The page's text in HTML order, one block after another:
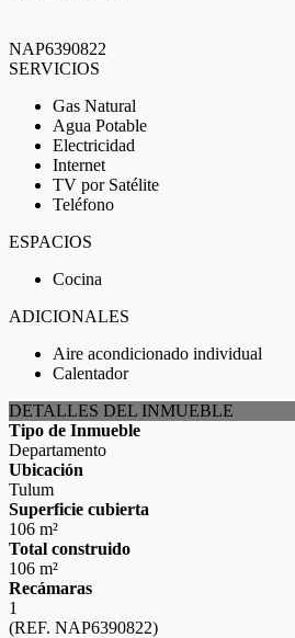
NAP6390822
SERVICIOS
Gas Natural
Agua Potable
Electricidad
Internet
TV por Satélite
Teléfono
ESPACIOS
Cocina
ADICIONALES
Aire acondicionado individual
Calentador
DETALLES DEL INMUEBLE
Tipo de Inmueble
Departamento
Ubicación
Tulum
Superficie cubierta
106 m²
Total construido
106 m²
Recámaras
1
(REF. NAP6390822)